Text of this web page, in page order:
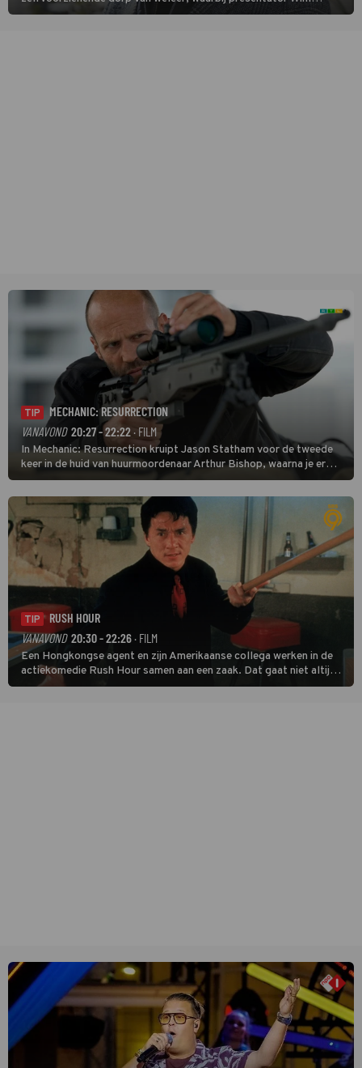
Daniëls de kijkers meeneemt op reis door de tijd aan de hand van
TIP
MECHANIC: RESURRECTION
VANAVOND 20:27 - 22:22· FILM
In Mechanic: Resurrection kruipt Jason Statham voor de tweede
keer in de huid van huurmoordenaar Arthur Bishop, waarna je er
donder op kunt zeggen dat er van Bishops geplande pensioen niet
veel terechtkomt.
TIP
RUSH HOUR
VANAVOND 20:30 - 22:26 · FILM
Een Hongkongse agent en zijn Amerikaanse collega werken in de
actiekomedie Rush Hour samen aan een zaak. Dat gaat niet altijd
van een leien dakje.